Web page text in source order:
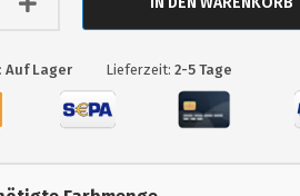
Auf Lager Lieferzeit: 2-5 Tage